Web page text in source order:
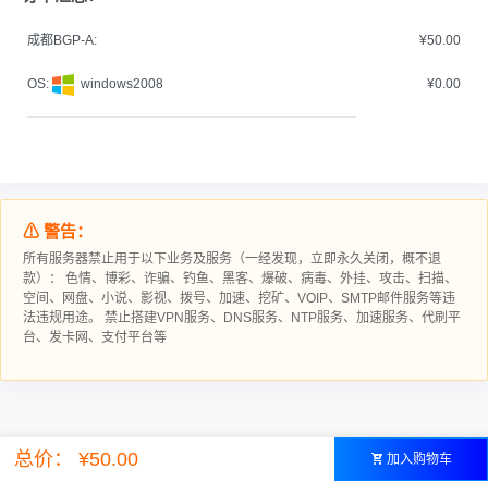
成都BGP-A: ¥50.00
OS: windows2008 ¥0.00
总价： ¥50.00 加入购物车
⚠ 警告：
所有服务器禁止用于以下业务及服务（一经发现，立即永久关闭，概不退
款）： 色情、博彩、诈骗、钓鱼、黑客、爆破、病毒、外挂、攻击、扫描、
空间、网盘、小说、影视、拨号、加速、挖矿、VOIP、SMTP邮件服务等违
法违规用途。 禁止搭建VPN服务、DNS服务、NTP服务、加速服务、代刷平
台、发卡网、支付平台等